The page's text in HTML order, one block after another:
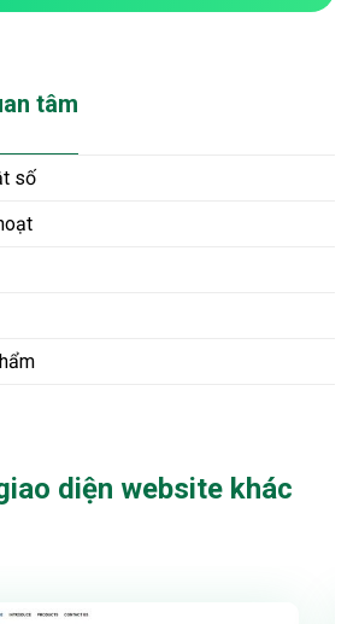
tâm
số
diện website khác